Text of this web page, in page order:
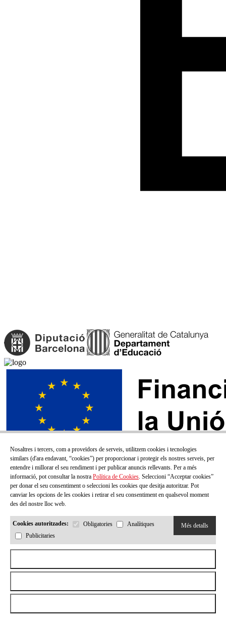
SUBSCRIU-TE AL NOSTRE BUTLLETÍ!
Correu electrónic
Nosaltres i tercers, com a proveïdors de serveis, utilitzem cookies i tecnologies
similars (d'ara endavant, “cookies”) per proporcionar i protegir els nostres serveis, per
entendre i millorar el seu rendiment i per publicar anuncis rellevants. Per a més
informació, pot consultar la nostra Política de Cookies. Seleccioni “Acceptar cookies”
per donar el seu consentiment o seleccioni les cookies que desitja autoritzar. Pot
canviar les opcions de les cookies i retirar el seu consentiment en qualsevol moment
des del nostre lloc web.
Cookies autoritzades: Obligatories
Analítiques
Publicitaries
Més detalls